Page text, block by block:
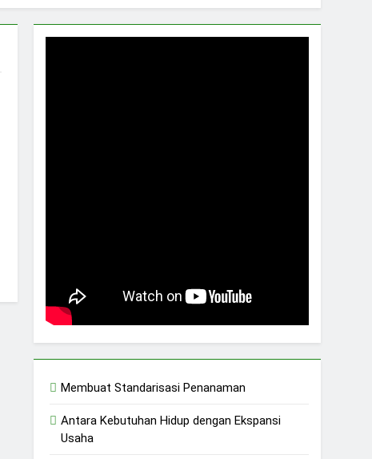
Membuat Standarisasi Penanaman
Antara Kebutuhan Hidup dengan Ekspansi
Usaha